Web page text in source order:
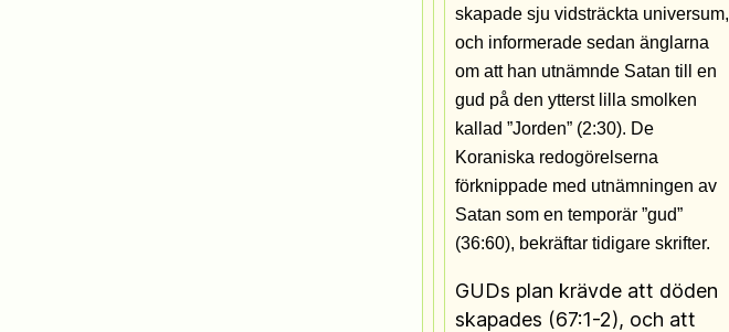
skapade sju vidsträckta universum,
och informerade sedan änglarna
om att han utnämnde Satan till en
gud på den ytterst lilla smolken
kallad ”Jorden” (2:30). De
Koraniska redogörelserna
förknippade med utnämningen av
Satan som en temporär ”gud”
(36:60), bekräftar tidigare skrifter.
GUDs plan krävde att döden
skapades (67:1-2), och att